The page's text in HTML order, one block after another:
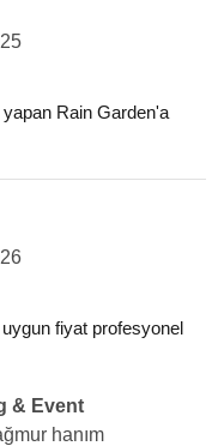
Rain Garden'a
fiyat profesyonel
& Event
hanım